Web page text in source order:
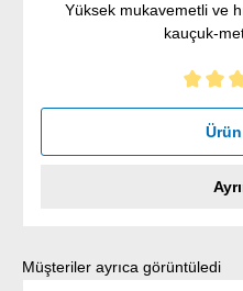
Yüksek mukavemetli ve
kauçuk-
5 yıldız üzerinden 5
Ürün galerisini atla
Müşteriler ayrıca görüntüledi